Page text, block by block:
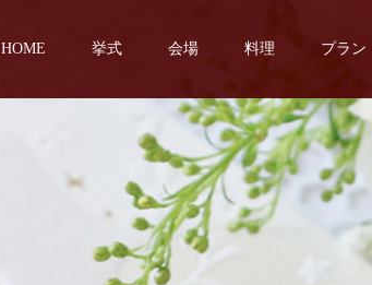
HOME 挙式 会場 料理 プラン